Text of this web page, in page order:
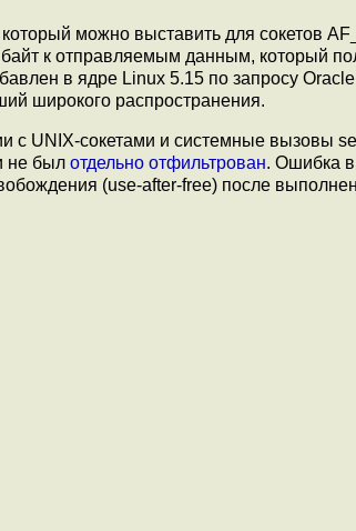
можно выставить для сокетов
к отправляемым данным, который
в ядре Linux 5.15 по запросу
широкого распространения.
с UNIX-сокетами и системные вызовы
не был отдельно отфильтрован. Ошибка
(use-after-free) после